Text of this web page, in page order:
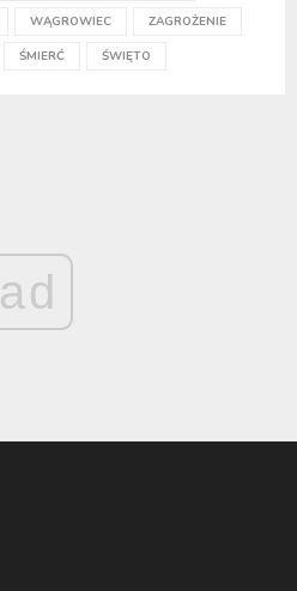
WĄGROWIEC ZAGROŻENIE
ŚMIERĆ ŚWIĘTO
ad